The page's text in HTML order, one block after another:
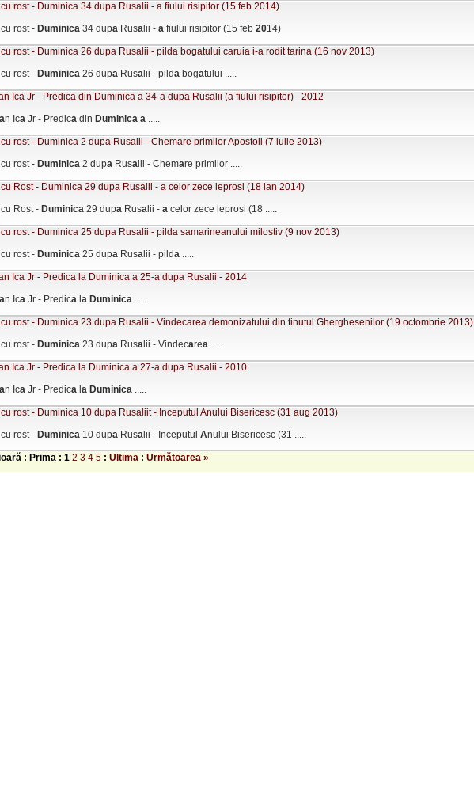
rost - Duminica 34 dupa Rusalii - a fiului risipitor (15 feb 2014)
rost - Duminica 34 dupa Rusa lii - a fiului risipitor (15 feb 2014)
rost - Duminica 26 dupa Rusalii - pilda bogatului caruia i-a rodit tarina (16 nov 2013)
rost - Duminica 26 dupa Rusa lii - pilda bogatului .....
Ica Jr - Predica din Duminica a 34-a dupa Rusalii (a fiului risipitor) - 2012
an Ica Jr - Predica din Duminica a .....
rost - Duminica 2 dupa Rusalii - Chemare primilor Apostoli (7 iulie 2013)
rost - Duminica 2 dupa Rusa lii - Chemare primilor .....
Rost - Duminica 29 dupa Rusalii - a celor zece leprosi (18 ian 2014)
Rost - Duminica 29 dupa Rusa lii - a celor zece leprosi (18 .....
rost - Duminica 25 dupa Rusalii - pilda samarineanului milostiv (9 nov 2013)
rost - Duminica 25 dupa Rusa lii - pilda .....
Ica Jr - Predica la Duminica a 25-a dupa Rusalii - 2014
an Ica Jr - Predica a Duminica .....
rost - Duminica 23 dupa Rusalii - Vindecarea demonizatului din tinutul Gherghesenilor (19 octombrie 2013)
rost - Duminica 23 dupa Rusa lii - Vindecarea .....
Ica Jr - Predica la Duminica a 27-a dupa Rusalii - 2010
an Ica Jr - Predica a Duminica .....
rost - Duminica 10 dupa Rusaliit - Inceputul Anului Bisericesc (31 aug 2013)
rost - Duminica 10 dupa Rusa lii - Inceputul Anului Bisericesc (31 .....
: Prima : 1 2 3 4 5 : Ultima : Următoarea »